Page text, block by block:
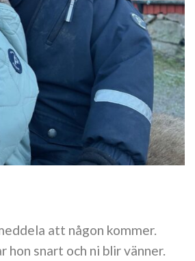
att någon kommer.
snart och ni blir vänner.